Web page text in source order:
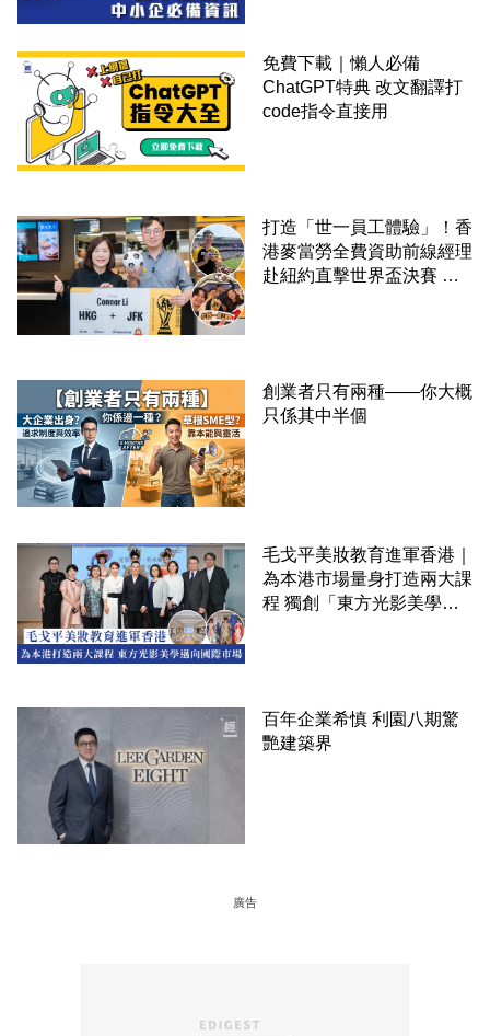
免費下載｜懶人必備
ChatGPT特典 改文翻譯打
code指令直接用
打造「世一員工體驗」！香
港麥當勞全費資助前線經理
赴紐約直擊世界盃決賽 見
創業者只有兩種——你大概
只係其中半個
毛戈平美妝教育進軍香港｜
為本港市場量身打造兩大課
程 獨創「東方光影美學」
百年企業希慎 利園八期驚
艷建築界
廣告